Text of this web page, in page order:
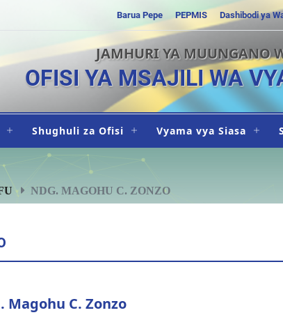
Barua Pepe PEPMIS Dashibodi ya
JAMHURI YA MUUNGANO
OFISI YA MSAJILI WA
Shughuli za Ofisi Vyama vya Siasa
NDG. MAGOHU C. ZONZO
Magohu C. Zonzo